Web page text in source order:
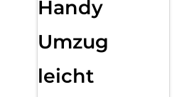
Handy
Umzug
leicht